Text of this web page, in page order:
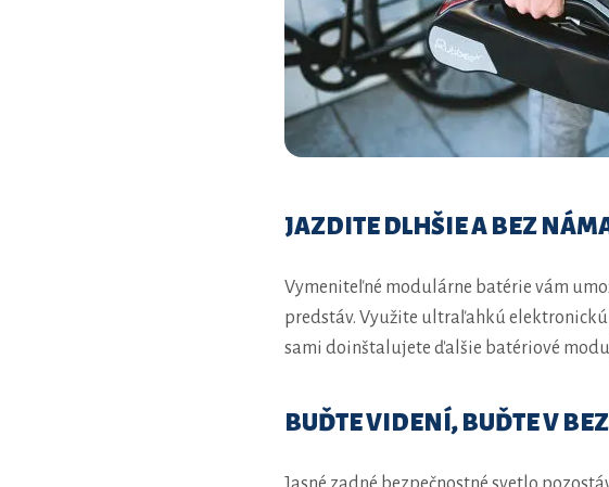
JAZDITE DLHŠIE A BEZ
Vymeniteľné modulárne batérie vám
predstáv. Využite ultraľahkú
sami doinštalujete ďalšie batériové
BUĎTE VIDENÍ, BUĎTE V